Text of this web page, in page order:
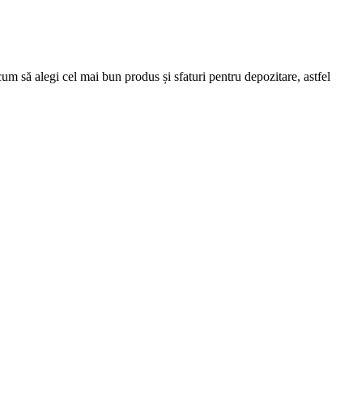
să alegi cel mai bun produs și sfaturi pentru depozitare, astfel